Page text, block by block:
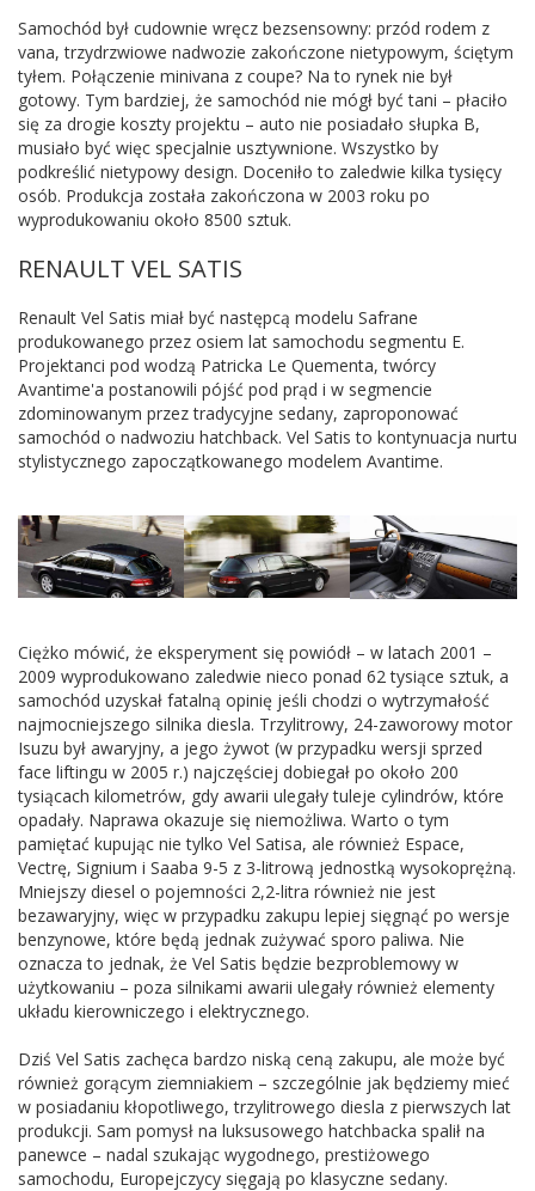
Samochód był cudownie wręcz bezsensowny: przód rodem z
vana, trzydrzwiowe nadwozie zakończone nietypowym, ściętym
tyłem. Połączenie minivana z coupe? Na to rynek nie był
gotowy. Tym bardziej, że samochód nie mógł być tani – płaciło
się za drogie koszty projektu – auto nie posiadało słupka B,
musiało być więc specjalnie usztywnione. Wszystko by
podkreślić nietypowy design. Doceniło to zaledwie kilka tysięcy
osób. Produkcja została zakończona w 2003 roku po
wyprodukowaniu około 8500 sztuk.
RENAULT VEL SATIS
Renault Vel Satis miał być następcą modelu Safrane
produkowanego przez osiem lat samochodu segmentu E.
Projektanci pod wodzą Patricka Le Quementa, twórcy
Avantime'a postanowili pójść pod prąd i w segmencie
zdominowanym przez tradycyjne sedany, zaproponować
samochód o nadwoziu hatchback. Vel Satis to kontynuacja nurtu
stylistycznego zapoczątkowanego modelem Avantime.
Ciężko mówić, że eksperyment się powiódł – w latach 2001 –
2009 wyprodukowano zaledwie nieco ponad 62 tysiące sztuk, a
samochód uzyskał fatalną opinię jeśli chodzi o wytrzymałość
najmocniejszego silnika diesla. Trzylitrowy, 24-zaworowy motor
Isuzu był awaryjny, a jego żywot (w przypadku wersji sprzed
face liftingu w 2005 r.) najczęściej dobiegał po około 200
tysiącach kilometrów, gdy awarii ulegały tuleje cylindrów, które
opadały. Naprawa okazuje się niemożliwa. Warto o tym
pamiętać kupując nie tylko Vel Satisa, ale również Espace,
Vectrę, Signium i Saaba 9-5 z 3-litrową jednostką wysokoprężną.
Mniejszy diesel o pojemności 2,2-litra również nie jest
bezawaryjny, więc w przypadku zakupu lepiej sięgnąć po wersje
benzynowe, które będą jednak zużywać sporo paliwa. Nie
oznacza to jednak, że Vel Satis będzie bezproblemowy w
użytkowaniu – poza silnikami awarii ulegały również elementy
układu kierowniczego i elektrycznego.
Dziś Vel Satis zachęca bardzo niską ceną zakupu, ale może być
również gorącym ziemniakiem – szczególnie jak będziemy mieć
w posiadaniu kłopotliwego, trzylitrowego diesla z pierwszych lat
produkcji. Sam pomysł na luksusowego hatchbacka spalił na
panewce – nadal szukając wygodnego, prestiżowego
samochodu, Europejczycy sięgają po klasyczne sedany.